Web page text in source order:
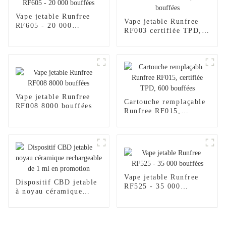
Vape jetable Runfree
RF605 - 20 000
Vape jetable Runfree
RF003 certifiée TPD,
Vape jetable Runfree
RF008 8000 bouffées
Cartouche remplaçable
Runfree RF015,
Dispositif CBD jetable
à noyau céramique
Vape jetable Runfree
RF525 - 35 000